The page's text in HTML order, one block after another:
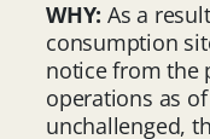
WHY: As a
consumption
notice from the
operations as
unchallenged,